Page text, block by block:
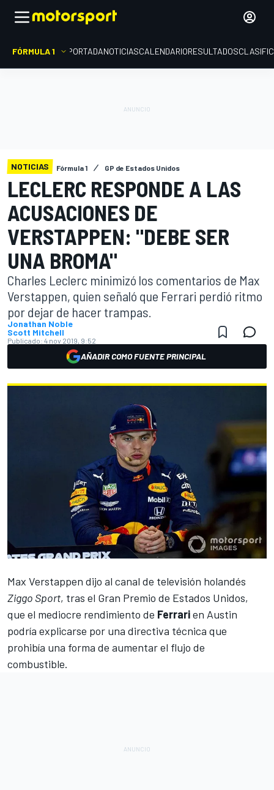
FÓRMULA 1 PORTADANOTICIASCALENDARIORESULTADOS
NOTICIAS Fórmula 1 GP de Estados Unidos
LECLERC RESPONDE A LAS
ACUSACIONES DE
VERSTAPPEN: "DEBE SER
UNA BROMA"
Charles Leclerc minimizó los comentarios de Max
Verstappen, quien señaló que Ferrari perdió ritmo
por dejar de hacer trampas.
Jonathan Noble
Scott Mitchell
Publicado: 4 nov 2019, 9:52
AÑADIR COMO FUENTE PRINCIPAL
Max Verstappen dijo al canal de televisión holandés
Ziggo Sport, tras el Gran Premio de Estados Unidos,
que el mediocre rendimiento de Ferrarien Austin
podría explicarse por una directiva técnica que
prohibía una forma de aumentar el flujo de
combustible.